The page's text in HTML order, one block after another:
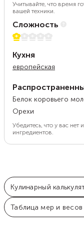
Учитывайте, что время
вашей техники.
Сложность
1 из 5
Кухня
европейская
Белок коровьего
Орехи
Убедитесь, что у вас
ингредиентов.
Кулинарный
Таблица мер и весов